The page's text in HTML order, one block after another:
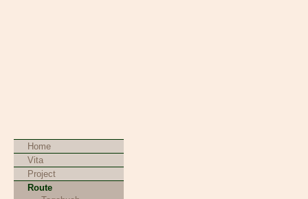
Navigation
überspringen
Home
Vita
Project
Route